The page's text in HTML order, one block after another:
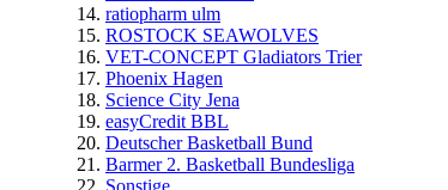
ratiopharm ulm
ROSTOCK SEAWOLVES
VET-CONCEPT Gladiators Trier
Phoenix Hagen
Science City Jena
easyCredit BBL
Deutscher Basketball Bund
Barmer 2. Basketball Bundesliga
Sonstige